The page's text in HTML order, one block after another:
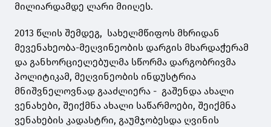
მილიარდამდე ლარი მიიღეს.
2013 წლის შემდეგ, სახელმწიფოს მხრიდან
მევენახეობა-მეღვინეობის დარგის მხარდაჭერამ
და განხორციელებულმა სწორმა დარგობრივმა
პოლიტიკამ, მეღვინეობის ინდუსტრია
მნიშვნელოვნად გააძლიერა - გაშენდა ახალი
ვენახები, შეიქმნა ახალი საწარმოები, შეიქმნა
ვენახების კადასტრი, გაუმჯობესდა ღვინის